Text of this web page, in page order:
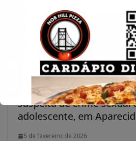
5 de fevereiro de 2026
Motorista de aplicativo é
suspeita de crime sexual
adolescente, em
5 de fevereiro de 2026